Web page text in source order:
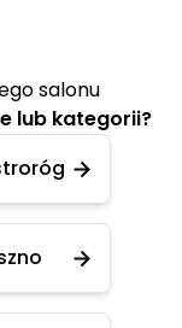
salonu
lub kategorii?